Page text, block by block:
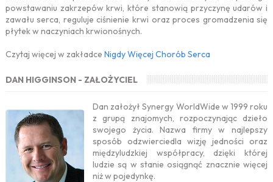
powstawaniu zakrzepów krwi, które stanowią przyczynę udarów i
zawału serca, reguluje ciśnienie krwi oraz proces gromadzenia się
płytek w naczyniach krwionośnych.
Czytaj więcej w zakładce Nigdy Więcej Chorób Serca
DAN HIGGINSON - ZAŁOŻYCIEL
Dan założył Synergy WorldWide w 1999 roku
z grupą znajomych, rozpoczynając dzieło
swojego życia. Nazwa firmy w najlepszy
sposób odzwierciedla wizję jedności oraz
międzyludzkiej współpracy, dzięki której
ludzie są w stanie osiągnąć znacznie więcej
niż w pojedynkę.